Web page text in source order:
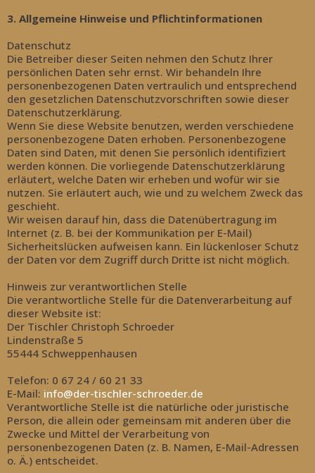
3. Allgemeine Hinweise und Pflichtinformationen
Datenschutz
Die Betreiber dieser Seiten nehmen den Schutz Ihrer
persönlichen Daten sehr ernst. Wir behandeln Ihre
personenbezogenen Daten vertraulich und entsprechend
den gesetzlichen Datenschutzvorschriften sowie dieser
Datenschutzerklärung.
Wenn Sie diese Website benutzen, werden verschiedene
personenbezogene Daten erhoben. Personenbezogene
Daten sind Daten, mit denen Sie persönlich identifiziert
werden können. Die vorliegende Datenschutzerklärung
erläutert, welche Daten wir erheben und wofür wir sie
nutzen. Sie erläutert auch, wie und zu welchem Zweck das
geschieht.
Wir weisen darauf hin, dass die Datenübertragung im
Internet (z. B. bei der Kommunikation per E-Mail)
Sicherheitslücken aufweisen kann. Ein lückenloser Schutz
der Daten vor dem Zugriff durch Dritte ist nicht möglich.
Hinweis zur verantwortlichen Stelle
Die verantwortliche Stelle für die Datenverarbeitung auf
dieser Website ist:
Der Tischler Christoph Schroeder
Lindenstraße 5
55444 Schweppenhausen
Telefon: 0 67 24 / 60 21 33
E-Mail: info@der-tischler-schroeder.de
Verantwortliche Stelle ist die natürliche oder juristische
Person, die allein oder gemeinsam mit anderen über die
Zwecke und Mittel der Verarbeitung von
personenbezogenen Daten (z. B. Namen, E-Mail-Adressen
o. Ä.) entscheidet.